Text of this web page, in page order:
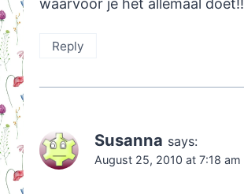
waarvoor je het allemaal doet!!
Reply
Susanna says:
August 25, 2010 at 7:18 am